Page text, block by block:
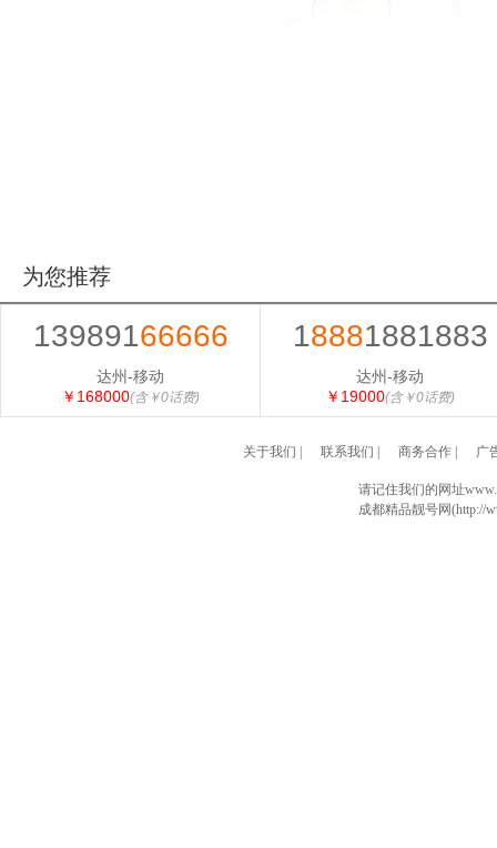
为您推荐
13989166666
达州-移动
￥168000(含￥0话费)
18881881883
达州-移动
￥19000(含￥0话费)
关于我们 联系我们 商务合作| 广
请记住我们的网址
成都精品靓号网(http://